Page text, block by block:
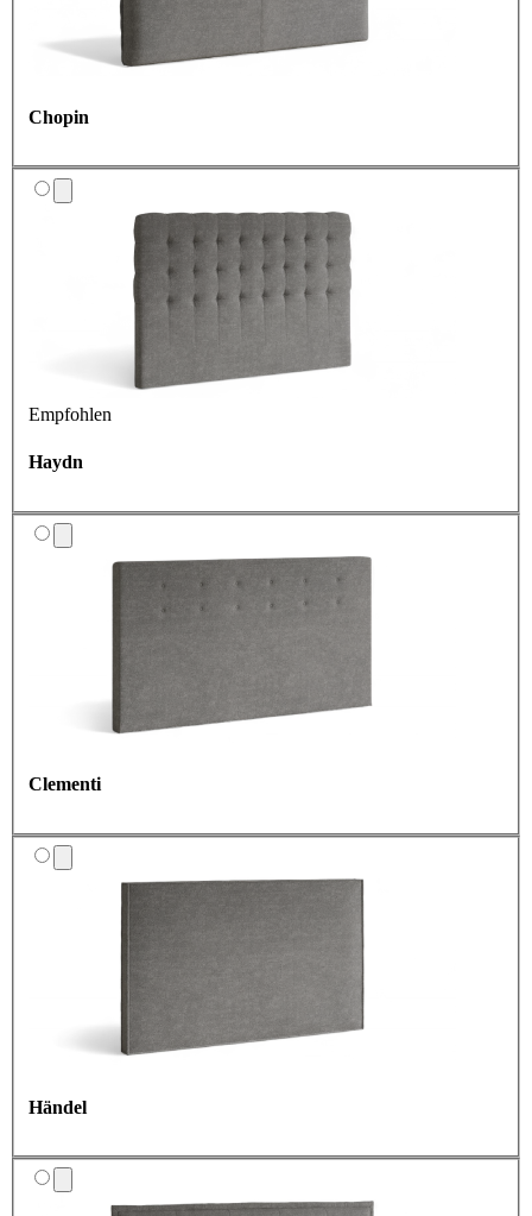
Chopin
Empfohlen
Haydn
Clementi
Händel